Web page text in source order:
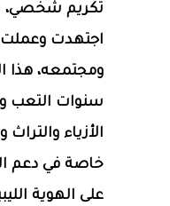
تكريم شخصي،
اجتهدت
ومجتمعه، هذا
سنوات التعب
الأزياء
خاصة في دعم
على الهوية